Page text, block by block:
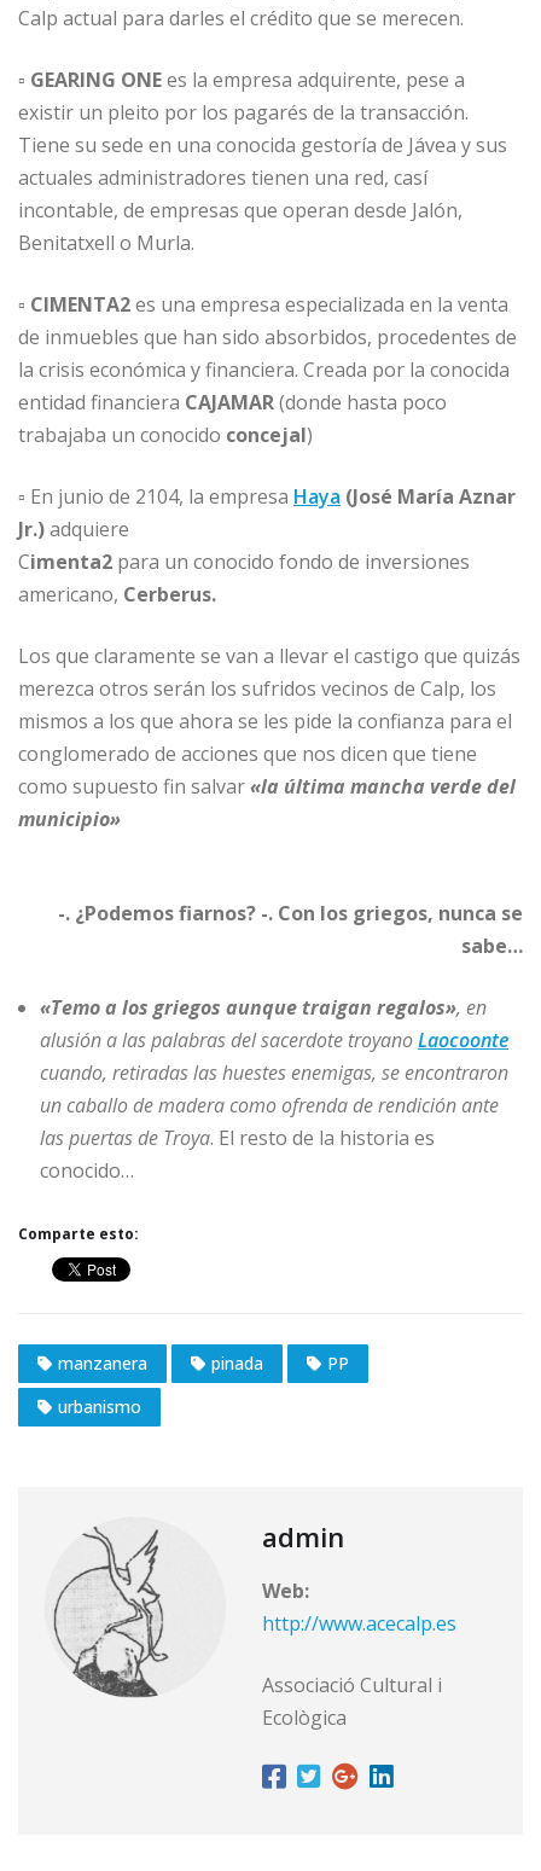
Calp actual para darles el crédito que se merecen.
▫ GEARING ONEes la empresa adquirente, pese a
existir un pleito por los pagarés de la transacción.
Tiene su sede en una conocida gestoría de Jávea y sus
actuales administradores tienen una red, casí
incontable, de empresas que operan desde Jalón,
Benitatxell o Murla.
▫ CIMENTA2es una empresa especializada en la venta
de inmuebles que han sido absorbidos, procedentes de
la crisis económica y financiera. Creada por la conocida
entidad financiera CAJAMAR(donde hasta poco
trabajaba un conocido concejal)
▫ En junio de 2104, la empresa Haya (José María Aznar
Jr.)adquiere
Cimenta2 para un conocido fondo de inversiones
americano, Cerberus.
Los que claramente se van a llevar el castigo que quizás
merezca otros serán los sufridos vecinos de Calp, los
mismos a los que ahora se les pide la confianza para el
conglomerado de acciones que nos dicen que tiene
como supuesto fin salvar«la última mancha verde del
municipio»
-. ¿Podemos fiarnos? -. Con los griegos, nunca se
sabe…
«Temo a los griegos aunque traigan regalos», en
alusión a las palabras del sacerdote troyanoLaocoonte
cuando, retiradas las huestes enemigas, se encontraron
un caballo de madera como ofrenda de rendición ante
las puertas de Troya. El resto de la historia es
conocido…
Comparte esto:
manzanera pinada
PP
urbanismo
admin
Web:
http://www.acecalp.es
Associació Cultural i
Ecològica